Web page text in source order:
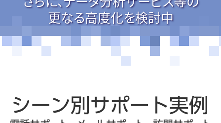
更なる高度化を検討中